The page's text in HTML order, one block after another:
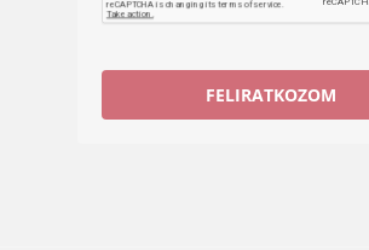
FELIRATKOZOM